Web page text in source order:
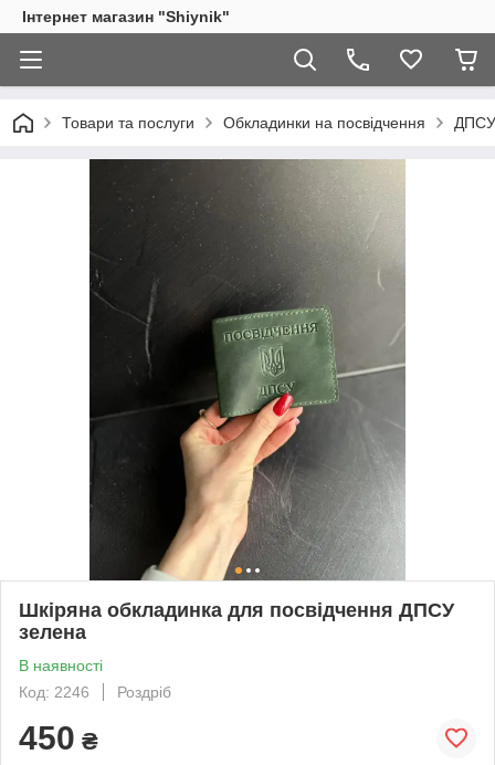
Інтернет магазин "Shiynik"
Товари та послуги Обкладинки на посвідчення ДПСУ
Шкіряна обкладинка для посвідчення ДПСУ
зелена
В наявності
Код: 2246
Роздріб
450 ₴